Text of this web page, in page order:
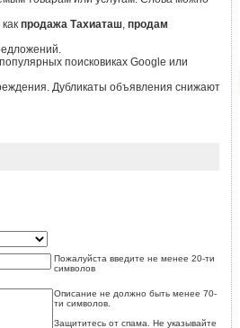
продажа Тахиаташ, продам
поисковиках Google или
Дубликаты объявления снижают
Пожалуйста введите не менее 20-ти
символов
Описание не должно быть менее 70-
ти символов.
Защититесь от спама. Не указывайте